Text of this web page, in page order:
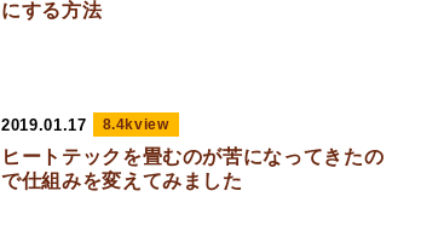
にする方法
2019.01.17 8.4kview
ヒートテックを畳むのが苦になってきたの
で仕組みを変えてみました